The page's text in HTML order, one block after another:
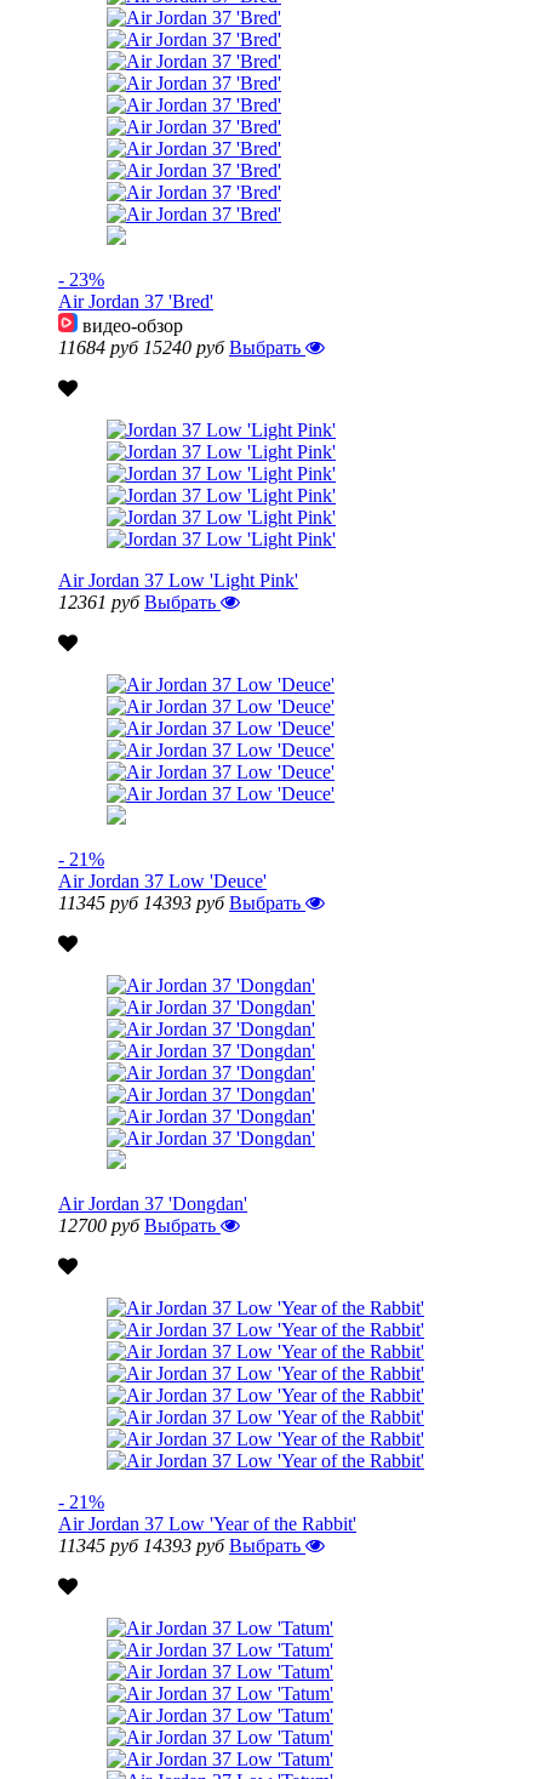
- 23%
Air Jordan 37 'Bred'
видео-обзор
11684 руб 15240 руб Выбрать
Air Jordan 37 Low 'Light Pink'
12361 руб Выбрать
- 21%
Air Jordan 37 Low 'Deuce'
11345 руб 14393 руб Выбрать
Air Jordan 37 'Dongdan'
12700 руб Выбрать
- 21%
Air Jordan 37 Low 'Year of the Rabbit'
11345 руб 14393 руб Выбрать